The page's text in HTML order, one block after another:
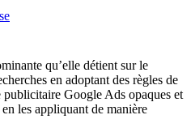
qu’elle détient sur le
en adoptant des règles de
Google Ads opaques et
les appliquant de manière